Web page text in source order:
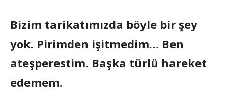
Bizim tarikatımızda böyle bir şey
yok. Pirimden işitmedim… Ben
ateşperestim. Başka türlü hareket
edemem.